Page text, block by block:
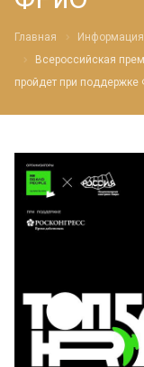
Главная Информация
Всероссийская
пройдет при поддержке